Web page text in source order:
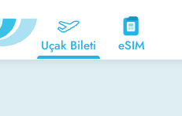
Uçak Bileti eSIM